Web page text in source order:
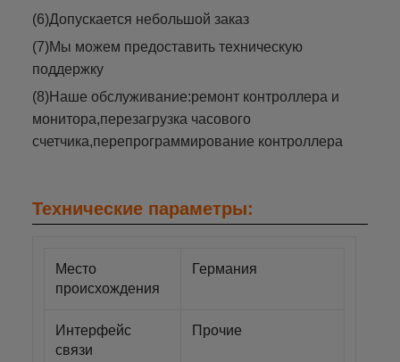
(6)Допускается небольшой заказ
(7)Мы можем предоставить техническую
поддержку
(8)Наше обслуживание:ремонт контроллера и
монитора,перезагрузка часового
счетчика,перепрограммирование контроллера
Технические параметры:
Место
происхождения
Германия
Интерфейс
связи
Прочие